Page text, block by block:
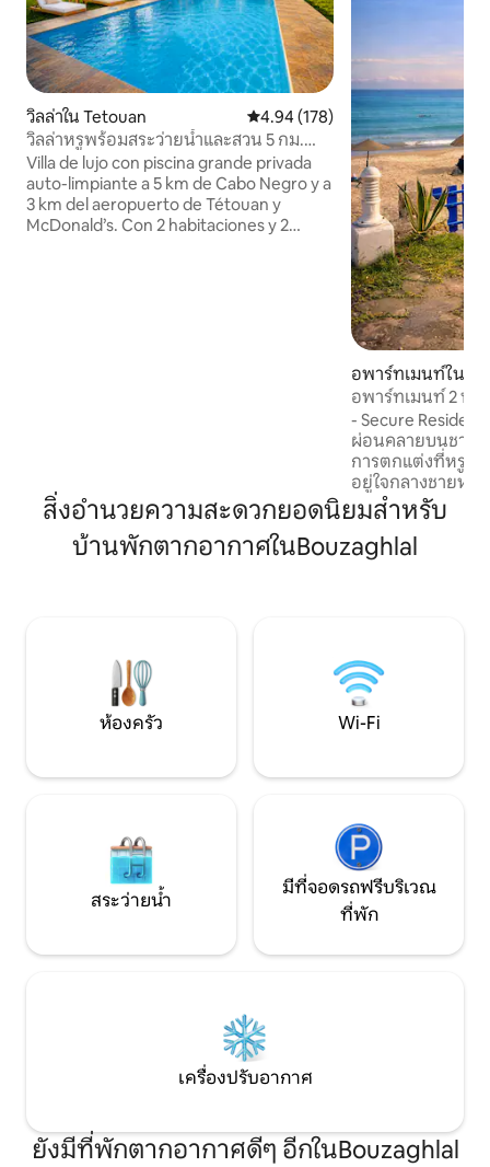
วิลล่าใน Tetouan คะแนนเฉลี่ย 4.94 จาก 5, 178 รีวิว
4.94 (178)
วิลล่าหรูพร้อมสระว่ายน้ำและสวน 5 กม.
จากคาโบเนโกร
Villa de lujo con piscina grande privada
auto-limpiante a 5 km de Cabo Negro y a
3 km del aeropuerto de Tétouan y
McDonald’s. Con 2 habitaciones y 2
อพาร์ทเมนท์ใน
อพาร์ทเมนท์ 2 ห้อ
16 - มิดิก
- Secure
ผ่อนคลายบนชายฝั่
การตกแต่งที่หรูหร
อยู่ใจกลางชายหา
Tamuda Bay เป็
สำหรับวันหยุดที่งดงาม • รังไหม
สำหรับพักผ่อนอพา
ถึงชายหาดได้โด
สิ่งอำนวยความสะดวกยอดนิยมสำหรับ
บ้านพักตากอากาศในBouzaghlal
ห้องครัว Wi-Fi
สระว่ายน้ำ
มีที่จอดรถฟรีบริเวณ
ที่พัก
เครื่องปรับอากาศ
ยังมีที่พักตากอากาศดีๆ อีกในBouzaghlal